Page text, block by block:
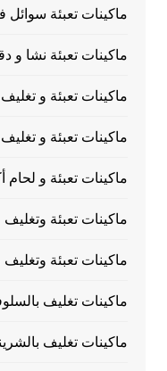
ماكينات تعبئة
ماكينات تعبئة نشا و
ماكينات تعبئة و تغليف
ماكينات تعبئة و
ماكينات تعبئة و لحام
ماكينات تعبئة وتغليف
ماكينات تعبئة
ماكينات تغليف
ماكينات تغليف